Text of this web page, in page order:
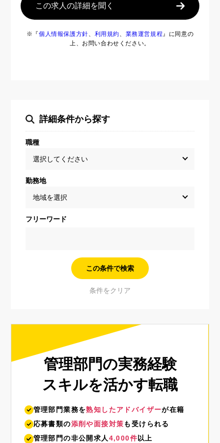
この求人の詳細を聞く
※『個人情報保護方針、 利用規約、 業務運営規程』に同意の
上、お問い合わせください。
詳細条件から探す
職種
勤務地
フリーワード
管理部門の実務経験
スキルを活かす転職
管理部門業務を熟知したアドバイザーが在籍
応募書類の添削や面接対策も受けられる
管理部門の非公開求人4,000件以上